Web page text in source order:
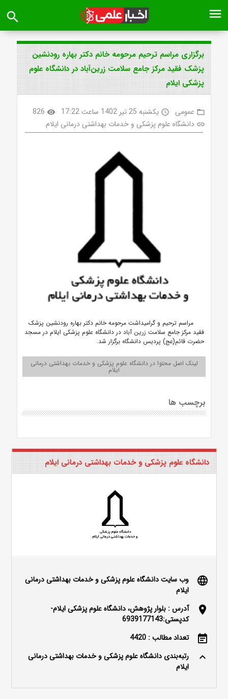
menu
search
برگزاری مراسم ترحیم مرحومه خانم دکتر بهاره رودنشین
پزشک فقید مرکز جامع سلامت زرین‌آباد در دانشگاه علوم
پزشکی ایلام
folder_open عمومی access_time یکشنبه 25 تیر 1402 ساعت 17:22 visibility
826
link دانشگاه علوم پزشکی و خدمات بهداشتی درمانی ایلام
مراسم ترحیم و گرامیداشت مرحومه خانم دکتر بهاره رودنشین پزشک
فقید مرکز جامع سلامت زرین آباد در دانشگاه علوم پزشکی ایلام در مسجد
حضرت قائم(عج) پردیس دانشگاه برگزار شد.
لینک اصل محتوا در دانشگاه علوم پزشکی و خدمات بهداشتی درمانی
ایلام
برچسب ها
دانشگاه علوم پزشکی و خدمات بهداشتی درمانی ایلام
language
وب سایت دانشگاه علوم پزشکی و خدمات بهداشتی درمانی
ایلام
location_on
آدرس : بلوار پژوهش، دانشگاه علوم پزشکی ایلام-
کدپستی:6939177143
event_note تعداد مطالب : 4420
keyboard_arrow_up
رتبه‌بندی دانشگاه علوم پزشکی و خدمات بهداشتی درمانی
ایلام